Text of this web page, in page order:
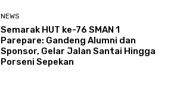
NEWS
Semarak HUT ke-76 SMAN 1
Parepare: Gandeng Alumni dan
Sponsor, Gelar Jalan Santai Hingga
Porseni Sepekan